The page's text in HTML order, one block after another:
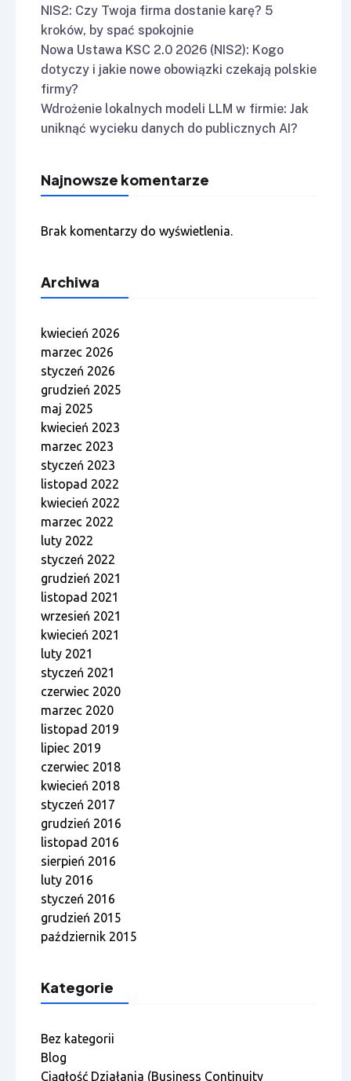
NIS2: Czy Twoja firma dostanie karę? 5
kroków, by spać spokojnie
Nowa Ustawa KSC 2.0 2026 (NIS2): Kogo
dotyczy i jakie nowe obowiązki czekają polskie
firmy?
Wdrożenie lokalnych modeli LLM w firmie: Jak
uniknąć wycieku danych do publicznych AI?
Najnowsze komentarze
Brak komentarzy do wyświetlenia.
Archiwa
kwiecień 2026
marzec 2026
styczeń 2026
grudzień 2025
maj 2025
kwiecień 2023
marzec 2023
styczeń 2023
listopad 2022
kwiecień 2022
marzec 2022
luty 2022
styczeń 2022
grudzień 2021
listopad 2021
wrzesień 2021
kwiecień 2021
luty 2021
styczeń 2021
czerwiec 2020
marzec 2020
listopad 2019
lipiec 2019
czerwiec 2018
kwiecień 2018
styczeń 2017
grudzień 2016
listopad 2016
sierpień 2016
luty 2016
styczeń 2016
grudzień 2015
październik 2015
Kategorie
Bez kategorii
Blog
Ciągłość Działania (Business Continuity